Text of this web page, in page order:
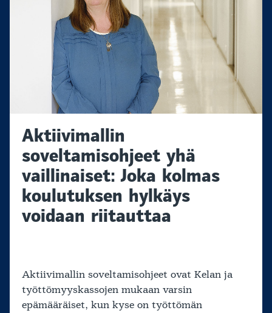
Aktiivimallin
soveltamisohjeet yhä
vaillinaiset: Joka kolmas
koulutuksen hylkäys
voidaan riitauttaa
Aktiivimallin soveltamisohjeet ovat Kelan ja
työttömyyskassojen mukaan varsin
epämääräiset, kun kyse on työttömän